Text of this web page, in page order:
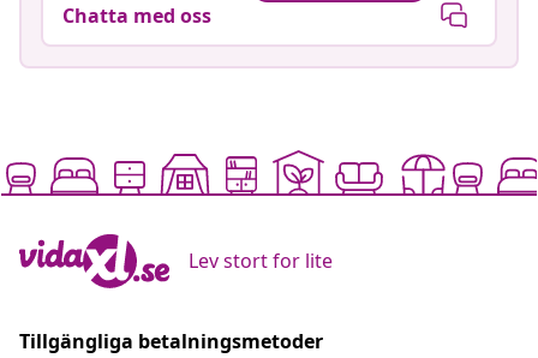
Chatta med oss
Lev stort for lite
Tillgängliga betalningsmetoder